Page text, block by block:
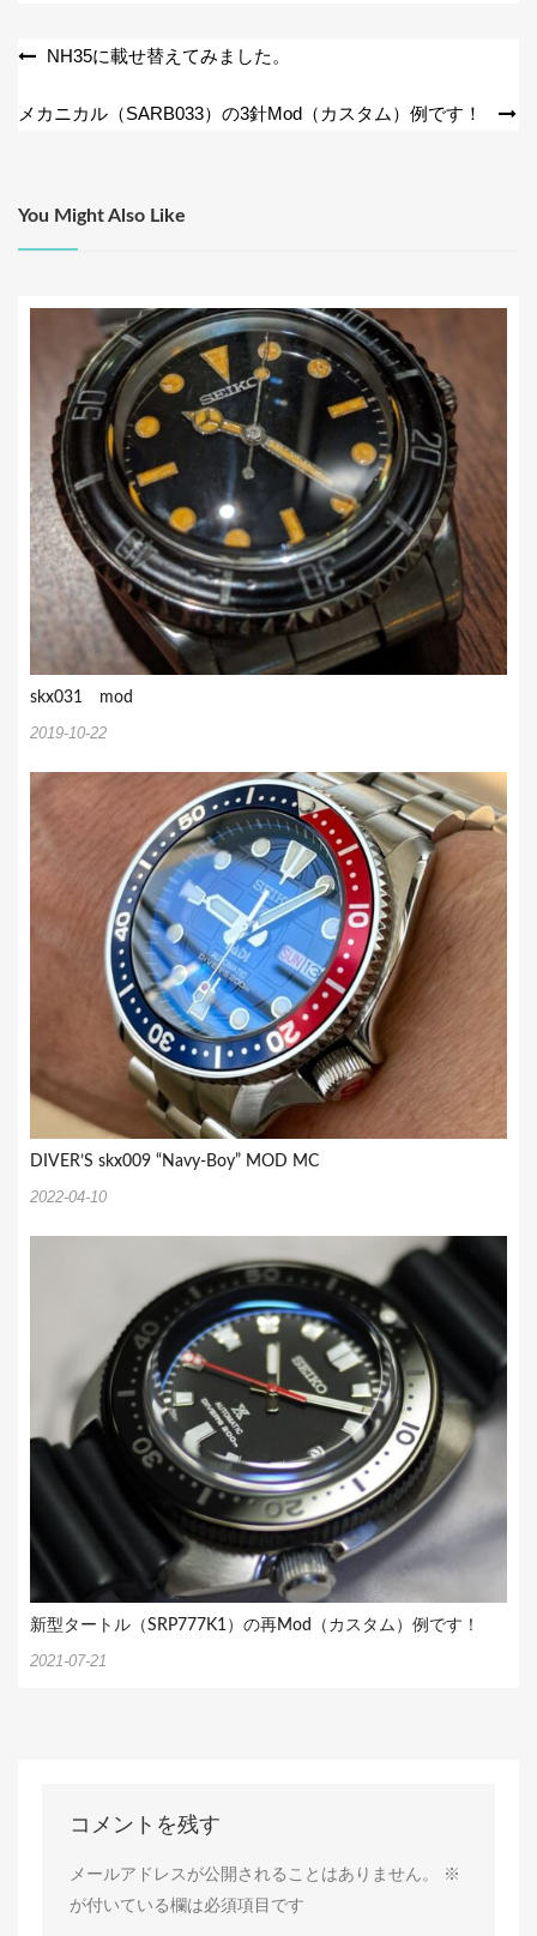
o
k
投
ナ
ゲ
ー
ョ
NH35に載せ替えてみました。
メカニカル（SARB033）の3針Mod（カスタム）例です！
You Might Also Like
skx031 mod
2019-10-22
DIVER’S skx009 “Navy-Boy” MOD MC
2022-04-10
新型タートル（SRP777K1）の再Mod（カスタム）例です！
2021-07-21
コメントを残す
メールアドレスが公開されることはありません。
※
が付いている欄は必須項目です